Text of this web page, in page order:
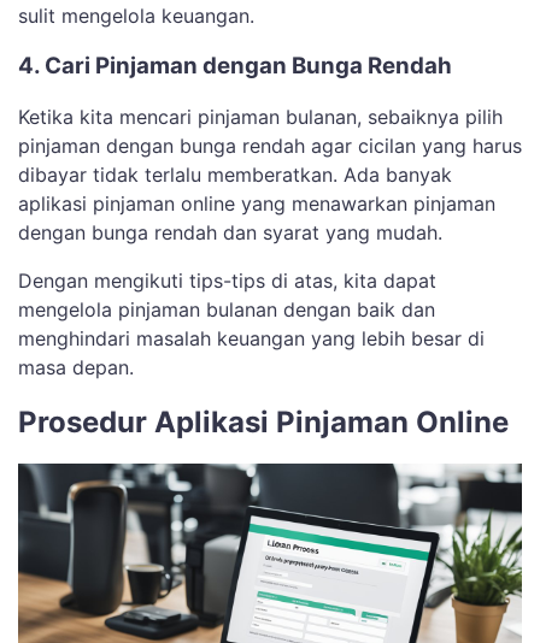
sulit mengelola keuangan.
4. Cari Pinjaman dengan Bunga Rendah
Ketika kita mencari pinjaman bulanan, sebaiknya pilih
pinjaman dengan bunga rendah agar cicilan yang harus
dibayar tidak terlalu memberatkan. Ada banyak
aplikasi pinjaman online yang menawarkan pinjaman
dengan bunga rendah dan syarat yang mudah.
Dengan mengikuti tips-tips di atas, kita dapat
mengelola pinjaman bulanan dengan baik dan
menghindari masalah keuangan yang lebih besar di
masa depan.
Prosedur Aplikasi Pinjaman Online